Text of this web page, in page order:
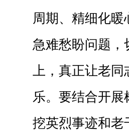
周期、精细化
急难愁盼问题
上，真正让老同
乐。要结合开
挖英烈事迹和老